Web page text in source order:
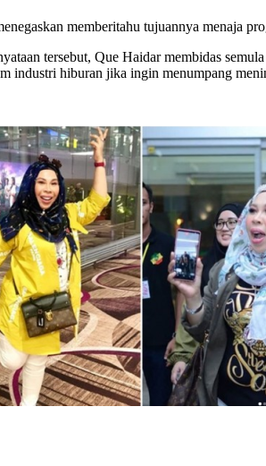
memberitahu tujuannya menaja
tersebut, Que Haidar membidas
industri hiburan jika ingin menumpang